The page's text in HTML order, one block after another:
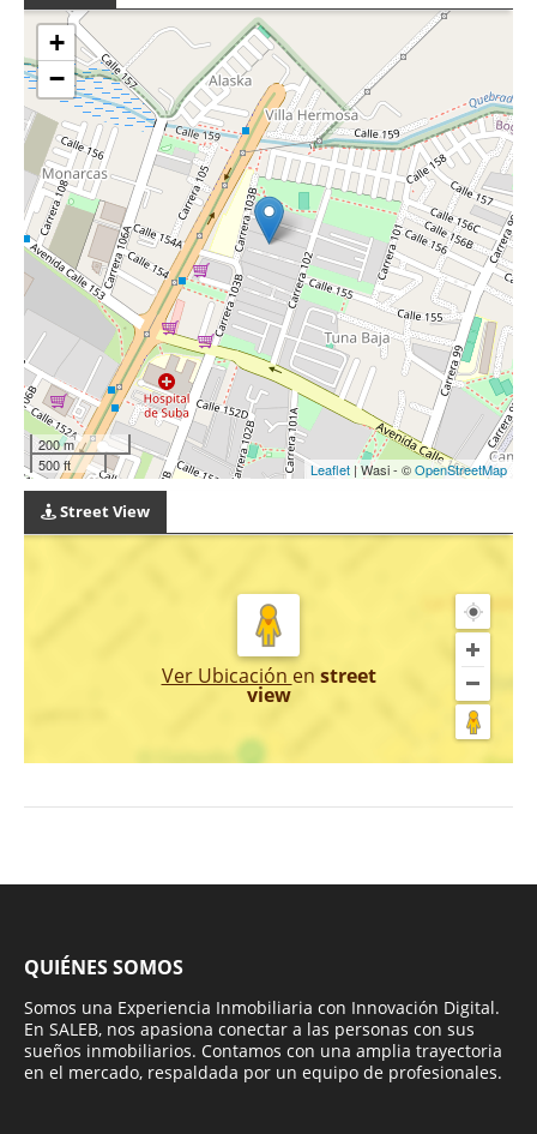
+
−
200 m
500 ft
Leaflet | Wasi - ©OpenStreetMap
Street View
Ver Ubicación en street
view
QUIÉNES SOMOS
Somos una Experiencia Inmobiliaria con Innovación Digital.
En SALEB, nos apasiona conectar a las personas con sus
sueños inmobiliarios. Contamos con una amplia trayectoria
en el mercado, respaldada por un equipo de profesionales.